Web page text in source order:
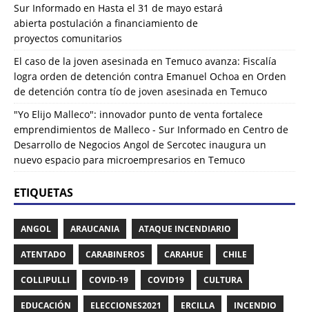
Sur Informado en Hasta el 31 de mayo estará
abierta postulación a financiamiento de
proyectos comunitarios
El caso de la joven asesinada en Temuco avanza: Fiscalía
logra orden de detención contra Emanuel Ochoa en Orden
de detención contra tío de joven asesinada en Temuco
"Yo Elijo Malleco": innovador punto de venta fortalece
emprendimientos de Malleco - Sur Informado en Centro de
Desarrollo de Negocios Angol de Sercotec inaugura un
nuevo espacio para microempresarios en Temuco
ETIQUETAS
ANGOL ARAUCANIA ATAQUE INCENDIARIO
ATENTADO CARABINEROS CARAHUE CHILE
COLLIPULLI COVID-19 COVID19 CULTURA
EDUCACIÓN ELECCIONES2021 ERCILLA INCENDIO